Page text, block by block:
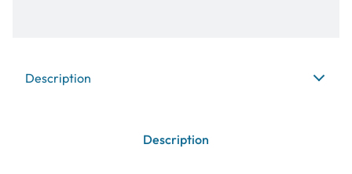
Description
Description